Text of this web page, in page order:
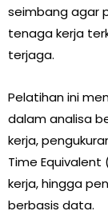
seimbang agar
tenaga kerja
terjaga.
Pelatihan ini
dalam analisa
kerja,
Time Equivalent
kerja, hingga
berbasis data.